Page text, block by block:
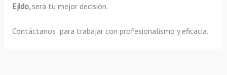
Ejido, será tu mejor decisión.
Contáctanos para trabajar con profesionalismo y eficacia.